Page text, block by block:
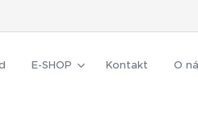
E-SHOP Kontakt O